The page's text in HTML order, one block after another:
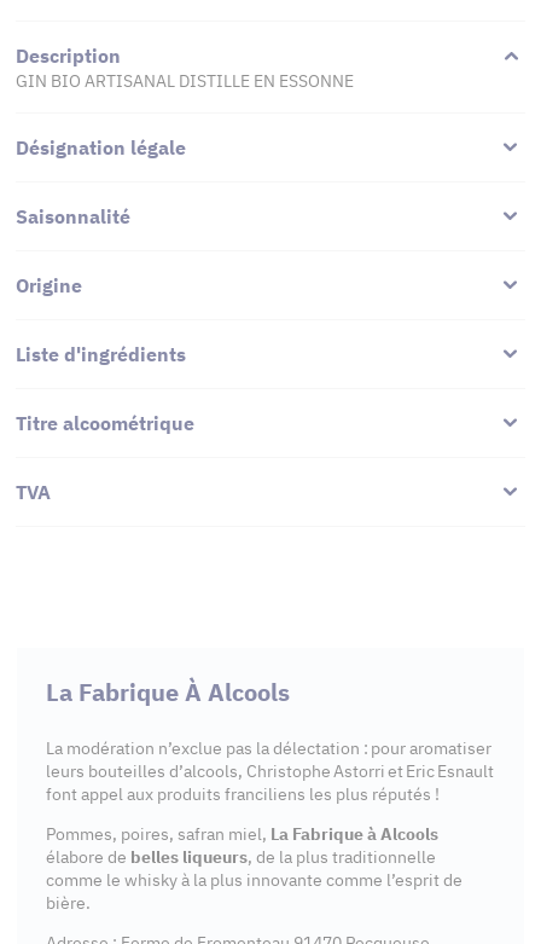
Description
GIN BIO ARTISANAL DISTILLE EN ESSONNE
Désignation légale
Saisonnalité
Origine
Liste d'ingrédients
Titre alcoométrique
TVA
La Fabrique À Alcools
La modération n’exclue pas la délectation : pour aromatiser
leurs bouteilles d’alcools, Christophe Astorri et Eric Esnault
font appel aux produits franciliens les plus réputés !
Pommes, poires, safran miel, La Fabrique à Alcools
élabore de belles liqueurs, de la plus traditionnelle
comme le whisky à la plus innovante comme l’esprit de
bière.